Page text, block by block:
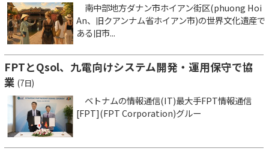
南中部地方ダナン市ホイアン街区(phuong Hoi
An、旧クアンナム省ホイアン市)の世界文化遺産で
ある旧市...
FPTとQsol、九電向けシステム開発・運用保守で協
業 (7日)
ベトナムの情報通信(IT)最大手FPT情報通信
[FPT](FPT Corporation)グルー